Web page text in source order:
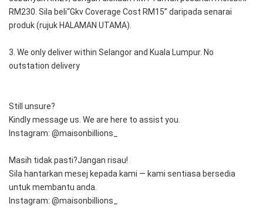
RM230. Sila beli“Gkv Coverage Cost RM15” daripada senarai
produk (rujuk HALAMAN UTAMA).
3. We only deliver within Selangor and Kuala Lumpur. No
outstation delivery
Still unsure?
Kindly message us. We are here to assist you.
Instagram: @maisonbillions_
Masih tidak pasti?Jangan risau!
Sila hantarkan mesej kepada kami — kami sentiasa bersedia
untuk membantu anda.
Instagram: @maisonbillions_